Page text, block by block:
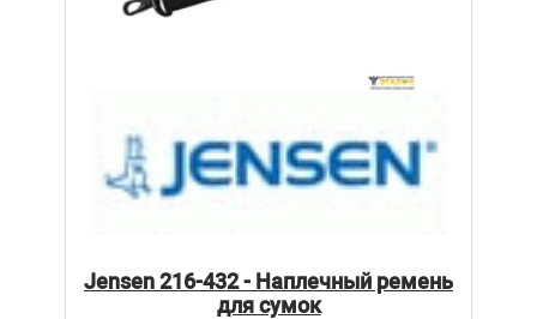
Jensen 216-432 - Наплечный ремень
для сумок